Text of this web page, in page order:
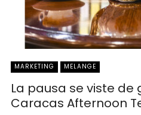
MARKETING MELANGE
La pausa se viste de
Caracas Afternoon